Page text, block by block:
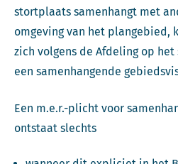
stortplaats samenhangt met
omgeving van het plangebied,
zich volgens de Afdeling op
een samenhangende
Een m.e.r.-plicht voor
ontstaat slechts